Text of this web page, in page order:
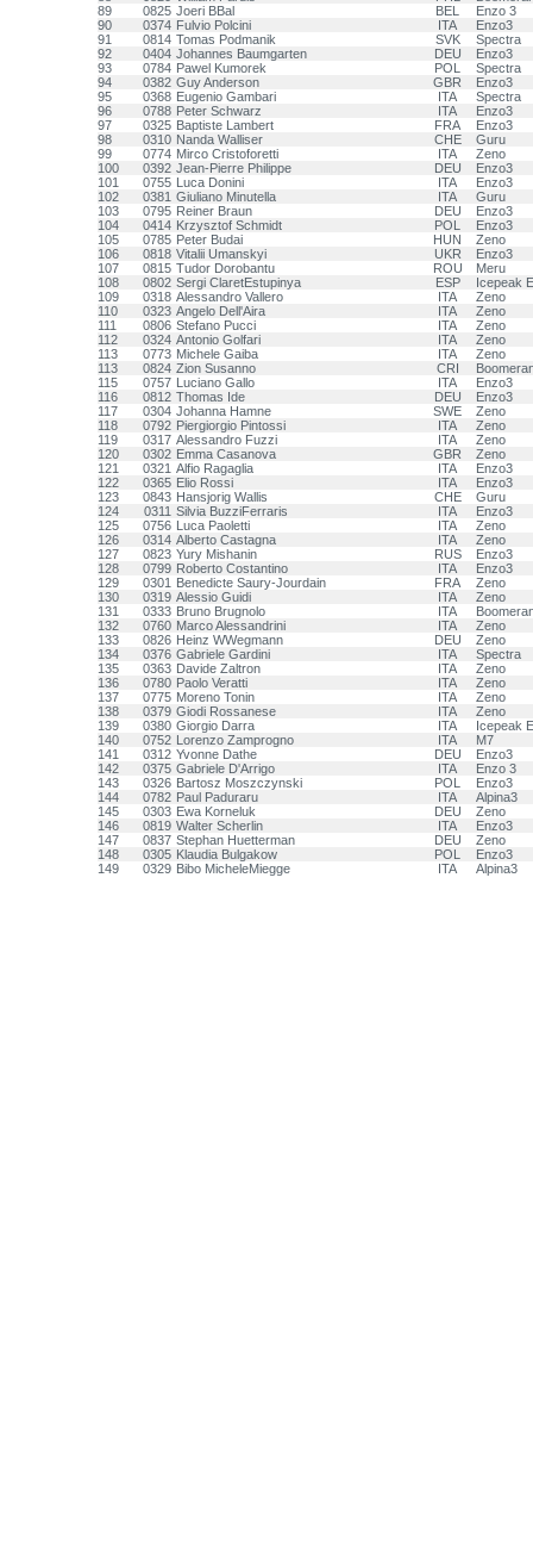
89
0825 Joeri BBal BEL
Enzo 3
90
0374 Fulvio Polcini ITA
Enzo3
91
0814 Tomas Podmanik SVK
Spectra
92
0404 Johannes Baumgarten DEU
Enzo3
93
0784 Pawel Kumorek POL
Spectra
94
0382 Guy Anderson GBR
Enzo3
95
0368 Eugenio Gambari ITA
Spectra
96
0788 Peter Schwarz ITA
Enzo3
97
0325 Baptiste Lambert FRA
Enzo3
98
0310 Nanda Walliser CHE
Guru
99
0774 Mirco Cristoforetti ITA
Zeno
100
0392 Jean-Pierre Philippe DEU
Enzo3
101
0755 Luca Donini ITA
Enzo3
102
0381 Giuliano Minutella ITA
Guru
103
0795 Reiner Braun DEU
Enzo3
104
0414 Krzysztof Schmidt POL
Enzo3
105
0785 Peter Budai HUN
Zeno
106
0818 Vitalii Umanskyi UKR
Enzo3
107
0815 Tudor Dorobantu ROU
Meru
108
0802 Sergi ClaretEstupinya ESP
Icepeak
109
0318 Alessandro Vallero ITA
Zeno
110
0323 Angelo Dell'Aira ITA
Zeno
111
0806 Stefano Pucci ITA
Zeno
112
0324 Antonio Golfari ITA
Zeno
113
0773 Michele Gaiba ITA
Zeno
113
0824 Zion Susanno CRI
115
0757 Luciano Gallo ITA
Enzo3
116
0812 Thomas Ide DEU
Enzo3
117
0304 Johanna Hamne SWE
Zeno
118
0792 Piergiorgio Pintossi ITA
Zeno
119
0317 Alessandro Fuzzi ITA
Zeno
120
0302 Emma Casanova GBR
Zeno
121
0321 Alfio Ragaglia ITA
Enzo3
122
0365 Elio Rossi ITA
Enzo3
123
0843 Hansjorig Wallis CHE
Guru
124
0311 Silvia BuzziFerraris ITA
Enzo3
125
0756 Luca Paoletti ITA
Zeno
126
0314 Alberto Castagna ITA
Zeno
127
0823 Yury Mishanin RUS
Enzo3
128
0799 Roberto Costantino ITA
Enzo3
129
0301 Benedicte Saury-Jourdain FRA
Zeno
130
0319 Alessio Guidi ITA
Zeno
131
0333 Bruno Brugnolo ITA
132
0760 Marco Alessandrini ITA
Zeno
133
0826 Heinz WWegmann DEU
Zeno
134
0376 Gabriele Gardini ITA
Spectra
135
0363 Davide Zaltron ITA
Zeno
136
0780 Paolo Veratti ITA
Zeno
137
0775 Moreno Tonin ITA
Zeno
138
0379 Giodi Rossanese ITA
Zeno
139
0380 Giorgio Darra ITA
Icepeak
140
0752 Lorenzo Zamprogno ITA
M7
141
0312 Yvonne Dathe DEU
Enzo3
142
0375 Gabriele D'Arrigo ITA
Enzo 3
143
0326 Bartosz Moszczynski POL
Enzo3
144
0782 Paul Paduraru ITA
Alpina3
145
0303 Ewa Korneluk DEU
Zeno
146
0819 Walter Scherlin ITA
Enzo3
147
0837 Stephan Huetterman DEU
Zeno
148
0305 Klaudia Bulgakow POL
Enzo3
149
0329 Bibo MicheleMiegge ITA Alpina3